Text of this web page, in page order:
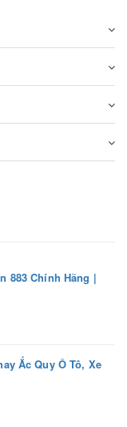
883 Chính Hãng |
Ắc Quy Ô Tô, Xe